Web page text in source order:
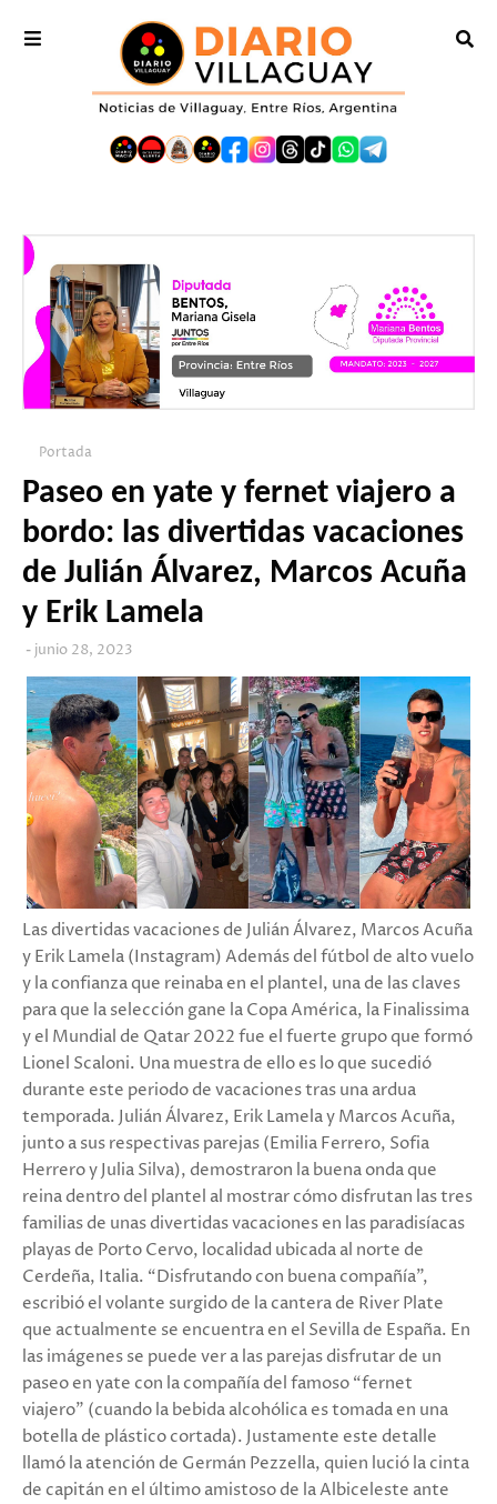
Portada
Paseo en yate y fernet viajero a
bordo: las divertidas vacaciones
de Julián Álvarez, Marcos Acuña
y Erik Lamela
junio 28, 2023
Las divertidas vacaciones de Julián Álvarez, Marcos Acuña
y Erik Lamela (Instagram) Además del fútbol de alto vuelo
y la confianza que reinaba en el plantel, una de las claves
para que la selección gane la Copa América, la Finalissima
y el Mundial de Qatar 2022 fue el fuerte grupo que formó
Lionel Scaloni. Una muestra de ello es lo que sucedió
durante este periodo de vacaciones tras una ardua
temporada. Julián Álvarez, Erik Lamela y Marcos Acuña,
junto a sus respectivas parejas (Emilia Ferrero, Sofia
Herrero y Julia Silva), demostraron la buena onda que
reina dentro del plantel al mostrar cómo disfrutan las tres
familias de unas divertidas vacaciones en las paradisíacas
playas de Porto Cervo, localidad ubicada al norte de
Cerdeña, Italia. “Disfrutando con buena compañía”,
escribió el volante surgido de la cantera de River Plate
que actualmente se encuentra en el Sevilla de España. En
las imágenes se puede ver a las parejas disfrutar de un
paseo en yate con la compañía del famoso “fernet
viajero” (cuando la bebida alcohólica es tomada en una
botella de plástico cortada). Justamente este detalle
llamó la atención de Germán Pezzella, quien lució la cinta
de capitán en el último amistoso de la Albiceleste ante